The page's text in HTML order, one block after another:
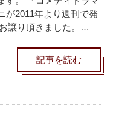
が2011年より週刊で発
譲り頂きました。…
記事を読む